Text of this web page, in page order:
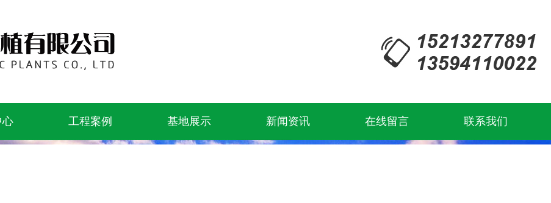
心 工程案例 基地展示 新闻资讯 在线留言 联系我们